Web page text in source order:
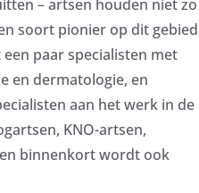
– artsen houden niet zo
soort pionier op dit gebied
paar specialisten met
en dermatologie, en
aan het werk in de
KNO-artsen,
binnenkort wordt ook